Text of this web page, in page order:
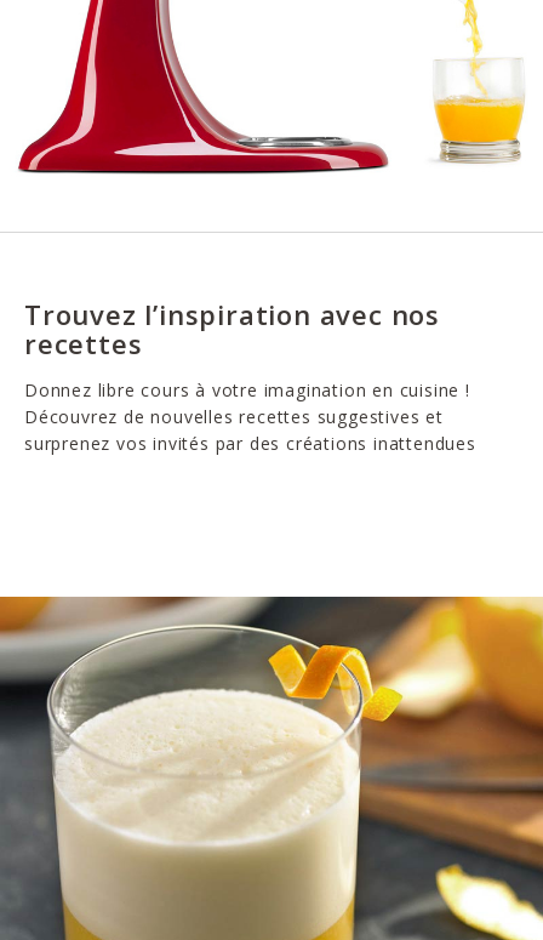
Trouvez l’inspiration avec nos
recettes
Donnez libre cours à votre imagination en cuisine !
Découvrez de nouvelles recettes suggestives et
surprenez vos invités par des créations inattendues